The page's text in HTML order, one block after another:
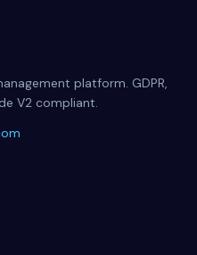
platform. GDPR,
V2 compliant.